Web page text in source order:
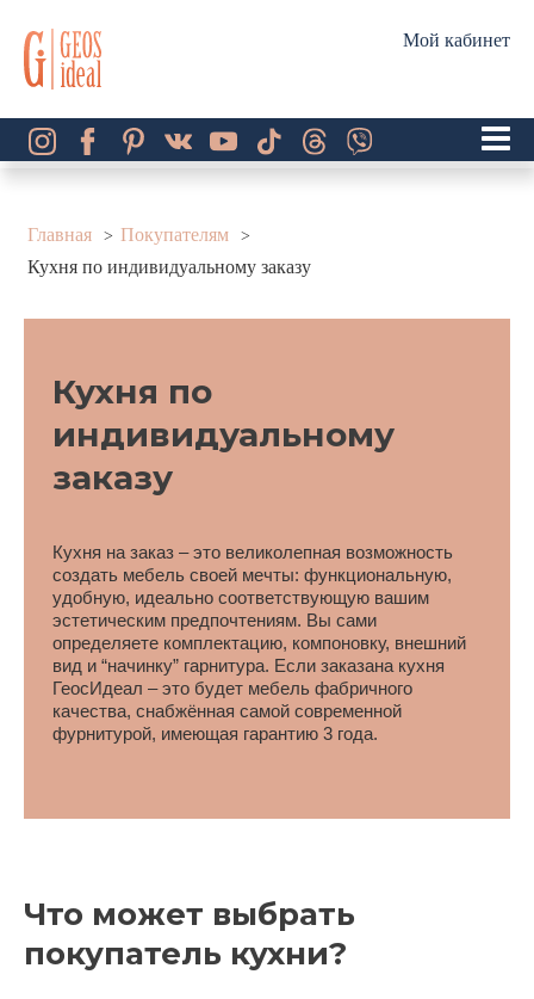
Мой кабинет
Главная
Покупателям
Кухня по индивидуальному заказу
Кухня по
индивидуальному
заказу
Кухня на заказ – это великолепная возможность
создать мебель своей мечты: функциональную,
удобную, идеально соответствующую вашим
эстетическим предпочтениям. Вы сами
определяете комплектацию, компоновку, внешний
вид и “начинку” гарнитура. Если заказана кухня
ГеосИдеал – это будет мебель фабричного
качества, снабжённая самой современной
фурнитурой, имеющая гарантию 3 года.
Что может выбрать
покупатель кухни?